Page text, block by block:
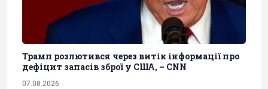
Трамп розлютився через витік інформації про
дефіцит запасів зброї у США, – CNN
07.08.2026